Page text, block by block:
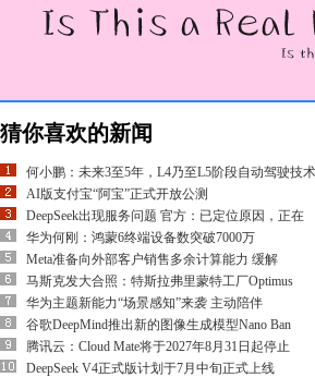
猜你喜欢的新闻
何小鹏：未来3至5年，L4乃至L5阶段自动驾驶技术
AI版支付宝“阿宝”正式开放公测
DeepSeek出现服务问题 官方：已定位原因，正在
华为何刚：鸿蒙6终端设备数突破7000万
Meta准备向外部客户销售多余计算能力 缓解
马斯克发大合照：特斯拉弗里蒙特工厂Optimus
华为主题新能力“场景感知”来袭 主动陪伴
谷歌DeepMind推出新的图像生成模型Nano Ban
腾讯云：Cloud Mate将于2027年8月31日起停止
DeepSeek V4正式版计划于7月中旬正式上线